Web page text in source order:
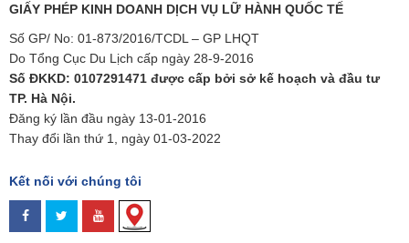
GIẤY PHÉP KINH DOANH DỊCH VỤ LỮ HÀNH QUỐC TẾ
Số GP/ No: 01-873/2016/TCDL – GP LHQT
Do Tổng Cục Du Lịch cấp ngày 28-9-2016
Số ĐKKD: 0107291471 được cấp bởi sở kế hoạch và đầu tư
TP. Hà Nội.
Đăng ký lần đầu ngày 13-01-2016
Thay đổi lần thứ 1, ngày 01-03-2022
Kết nối với chúng tôi